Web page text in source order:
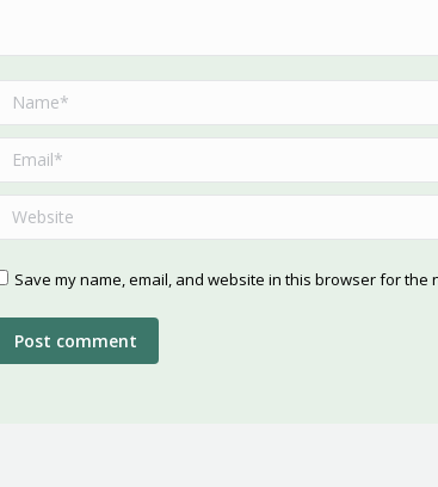
Name *
Email *
Website
Save my name, email, and website in this browser for the
Post comment